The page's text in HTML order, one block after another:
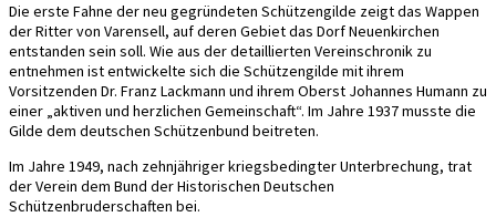
Die erste Fahne der neu gegründeten Schützengilde zeigt das Wappen
der Ritter von Varensell, auf deren Gebiet das Dorf Neuenkirchen
entstanden sein soll. Wie aus der detaillierten Vereinschronik zu
entnehmen ist entwickelte sich die Schützengilde mit ihrem
Vorsitzenden Dr. Franz Lackmann und ihrem Oberst Johannes Humann zu
einer „aktiven und herzlichen Gemeinschaft“. Im Jahre 1937 musste die
Gilde dem deutschen Schützenbund beitreten.
Im Jahre 1949, nach zehnjähriger kriegsbedingter Unterbrechung, trat
der Verein dem Bund der Historischen Deutschen
Schützenbruderschaften bei.